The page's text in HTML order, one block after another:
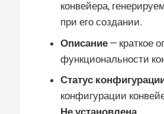
конвейера,
при его создании.
Описание — краткое
функциональности
Статус
конфигурации
Не установлена.